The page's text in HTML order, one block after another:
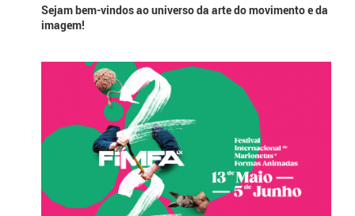
Sejam bem-vindos ao universo da arte do movimento e da
imagem!